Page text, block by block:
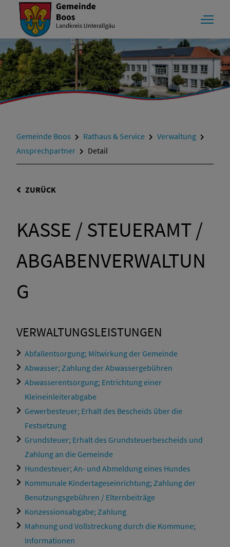
Gemeinde Boos Rathaus & Service
Verwaltung
Ansprechpartner
Detail
ZURÜCK
KASSE / STEUERAMT /
ABGABENVERWALTUN
G
VERWALTUNGSLEISTUNGEN
Abfallentsorgung; Mitwirkung der Gemeinde
Abwasser; Zahlung der Abwassergebühren
Abwasserentsorgung; Entrichtung einer
Kleineinleiterabgabe
Gewerbesteuer; Erhalt des Bescheids über die
Festsetzung
Grundsteuer; Erhalt des Grundsteuerbescheids und
Zahlung an die Gemeinde
Hundesteuer; An- und Abmeldung eines Hundes
Kommunale Kindertageseinrichtung; Zahlung der
Benutzungsgebühren / Elternbeiträge
Konzessionsabgabe; Zahlung
Mahnung und Vollstreckung durch die Kommune;
Informationen